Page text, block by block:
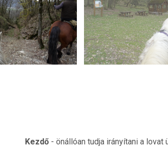
Kezdő - önállóan tudja irányítani a lovat